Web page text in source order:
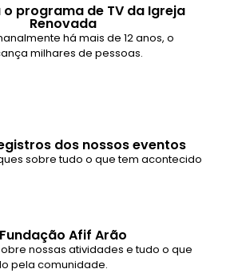
o programa de TV da Igreja
Renovada
há mais de 12 anos, o
milhares de pessoas.
dos nossos eventos
sobre tudo o que tem acontecido
Fundação Afif Arão
nossas atividades e tudo o que
pela comunidade.